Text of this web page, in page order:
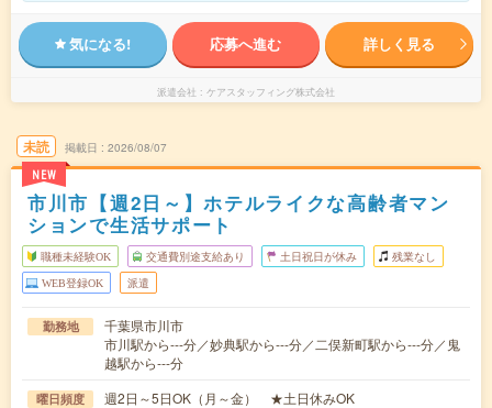
気になる! 応募へ進む 詳しく見る
派遣会社 ケアスタッフィング株式会社
未読
NEW
掲載日 2026/08/07
市川市【週2日～】ホテルライクな高齢者マン
ションで生活サポート
職種未経験OK 交通費別途支給あり 土日祝日が休み 残業なし
WEB登録OK 派遣
勤務地
千葉県市川市
市川駅から---分／妙典駅から---分／二俣新町駅から---分／鬼
越駅から---分
曜日頻度 週2日～5日OK（月～金） ★土日休みOK